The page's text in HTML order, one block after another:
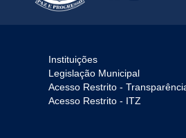
Instituições
Legislação Municipal
Acesso Restrito -
Acesso Restrito - ITZ